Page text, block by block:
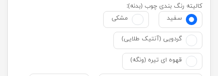
کالیته رنگ بندی چوب (بدنه):
سفید
مشکی
گردویی (آنتیک طلایی)
قهوه ای تیره (ونگه)